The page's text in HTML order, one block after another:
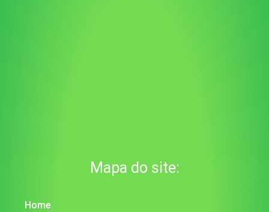
Mapa do site:
Home